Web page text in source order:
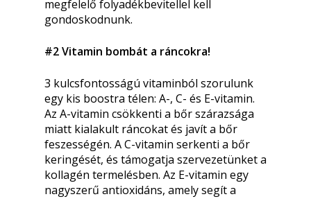
megfelelő folyadékbevitellel kell
gondoskodnunk.
#2 Vitamin bombát a ráncokra!
3 kulcsfontosságú vitaminból szorulunk
egy kis boostra télen: A-, C- és E-vitamin.
Az A-vitamin csökkenti a bőr szárazsága
miatt kialakult ráncokat és javít a bőr
feszességén. A C-vitamin serkenti a bőr
keringését, és támogatja szervezetünket a
kollagén termelésben. Az E-vitamin egy
nagyszerű antioxidáns, amely segít a